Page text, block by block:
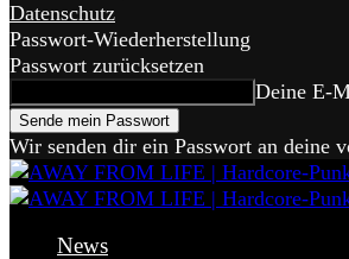
Datenschutz
Passwort-Wiederherstellung
Passwort zurücksetzen
Deine E-
Wir senden dir ein Passwort an deine
News